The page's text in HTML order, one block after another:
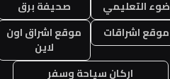
ضوء التعليمي
صحيفة برق
موقع اشراقات
موقع اشراق اون
لاين
اركان سياحة وسفر